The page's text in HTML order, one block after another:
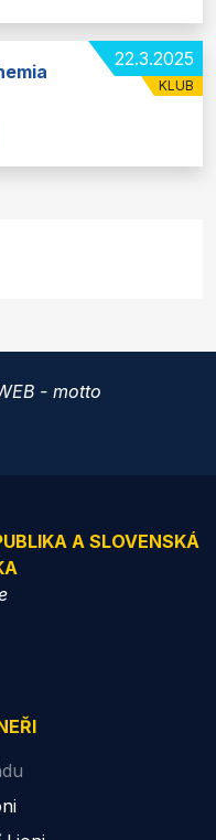
22.3.2025
KLUB
- motto
A SLOVENSKÁ